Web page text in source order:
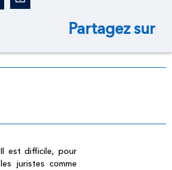
Partagez sur
Il est difficile, pour
les juristes comme